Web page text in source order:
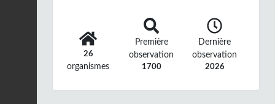
26
organismes
Première
observation
1700
Dernière
observation
2026